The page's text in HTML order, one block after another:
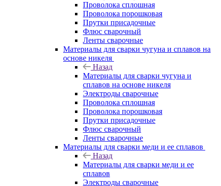
Проволока сплошная
Проволока порошковая
Прутки присадочные
Флюс сварочный
Ленты сварочные
Материалы для сварки чугуна и сплавов на
основе никеля
Назад
Материалы для сварки чугуна и
сплавов на основе никеля
Электроды сварочные
Проволока сплошная
Проволока порошковая
Прутки присадочные
Флюс сварочный
Ленты сварочные
Материалы для сварки меди и ее сплавов
Назад
Материалы для сварки меди и ее
сплавов
Электроды сварочные